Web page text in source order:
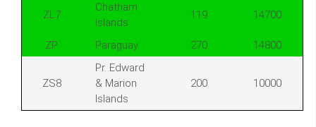
ZL7
Chatham
Islands
119 14700
ZP Paraguay 270 14800
ZS8
Pr. Edward
& Marion
Islands
200 10000